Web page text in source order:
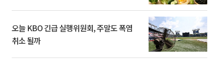
오늘 KBO 긴급 실행위원회, 주말도 폭염
취소 될까